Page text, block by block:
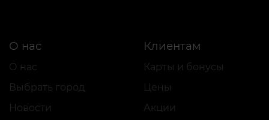
О нас
О нас
Выбрать город
Новости
Клиентам
Карты и бонусы
Цены
Акции